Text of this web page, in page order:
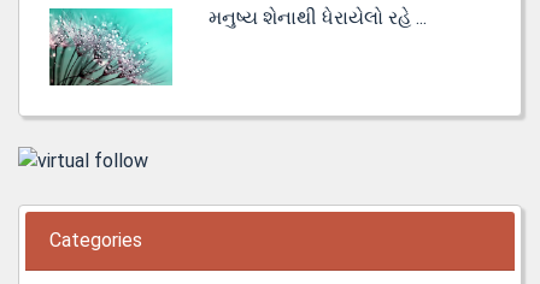
મનુષ્ય શેનાથી ધેરાયેલો રહે ...
Categories